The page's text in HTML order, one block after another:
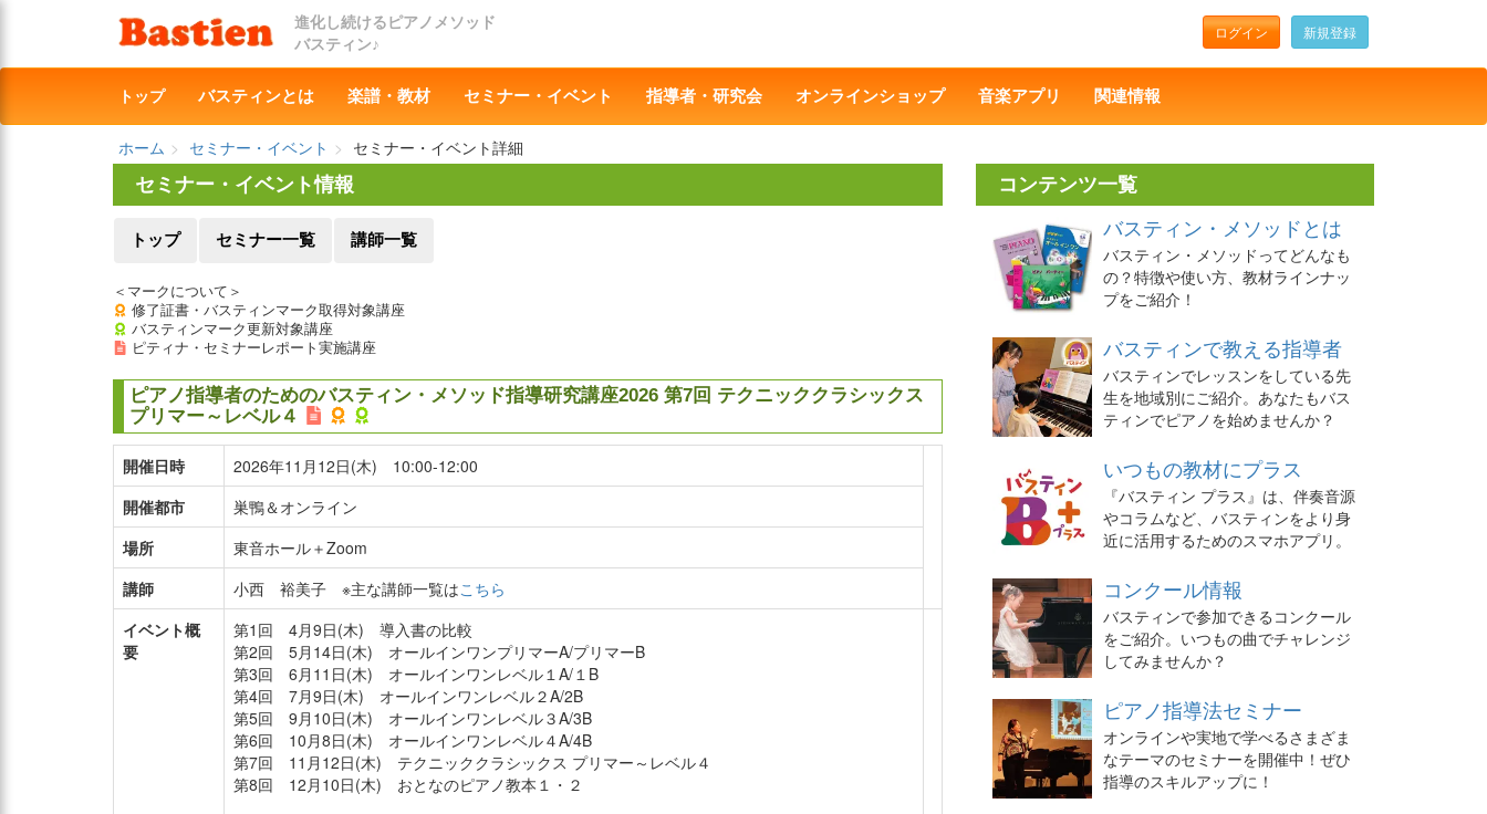
進化し続けるピアノメソッド
バスティン♪
ログイン 新規登録
トップ バスティンとは 楽譜・教材 セミナー・イベント 指導者・研究会 オンラインショップ 音楽アプリ 関連情報
ホーム セミナー・イベント
セミナー・イベント詳細
セミナー・イベント情報
トップ セミナー一覧 講師一覧
＜マークについて＞
修了証書・バスティンマーク取得対象講座
バスティンマーク更新対象講座
ピティナ・セミナーレポート実施講座
ピアノ指導者のためのバスティン・メソッド指導研究講座2026 第7回 テクニッククラシックス
プリマー～レベル４
開催日時
2026年11月12日(木) 10:00-12:00
開催都市
巣鴨＆オンライン
場所
東音ホール＋Zoom
講師
小西 裕美子 ※主な講師一覧はこちら
イベント概
要
第1回 4月9日(木) 導入書の比較
第2回 5月14日(木) オールインワンプリマーA/プリマーB
第3回 6月11日(木) オールインワンレベル１A/１B
第4回 7月9日(木) オールインワンレベル２A/2B
第5回 9月10日(木) オールインワンレベル３A/3B
第6回 10月8日(木) オールインワンレベル４A/4B
第7回 11月12日(木) テクニッククラシックス プリマー～レベル４
第8回 12月10日(木) おとなのピアノ教本１・２
コンテンツ一覧
バスティン・メソッドとは
バスティン・メソッドってどんなも
の？特徴や使い方、教材ラインナッ
プをご紹介！
バスティンで教える指導者
バスティンでレッスンをしている先
生を地域別にご紹介。あなたもバス
ティンでピアノを始めませんか？
いつもの教材にプラス
『バスティン プラス』は、伴奏音源
やコラムなど、バスティンをより身
近に活用するためのスマホアプリ。
コンクール情報
バスティンで参加できるコンクール
をご紹介。いつもの曲でチャレンジ
してみませんか？
ピアノ指導法セミナー
オンラインや実地で学べるさまざま
なテーマのセミナーを開催中！ぜひ
指導のスキルアップに！